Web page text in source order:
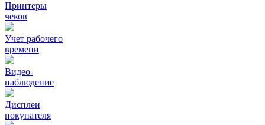
Принтеры
чеков
Учет рабочего
времени
Видео‑
наблюдение
Дисплеи
покупателя